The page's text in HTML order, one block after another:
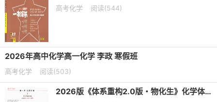
高考化学 阅读(544)
2026年高中化学高一化学 李政 寒假班
高考化学 阅读(503)
2026版《体系重构2.0版・物化生》化学体系重构2.0版-问题篇